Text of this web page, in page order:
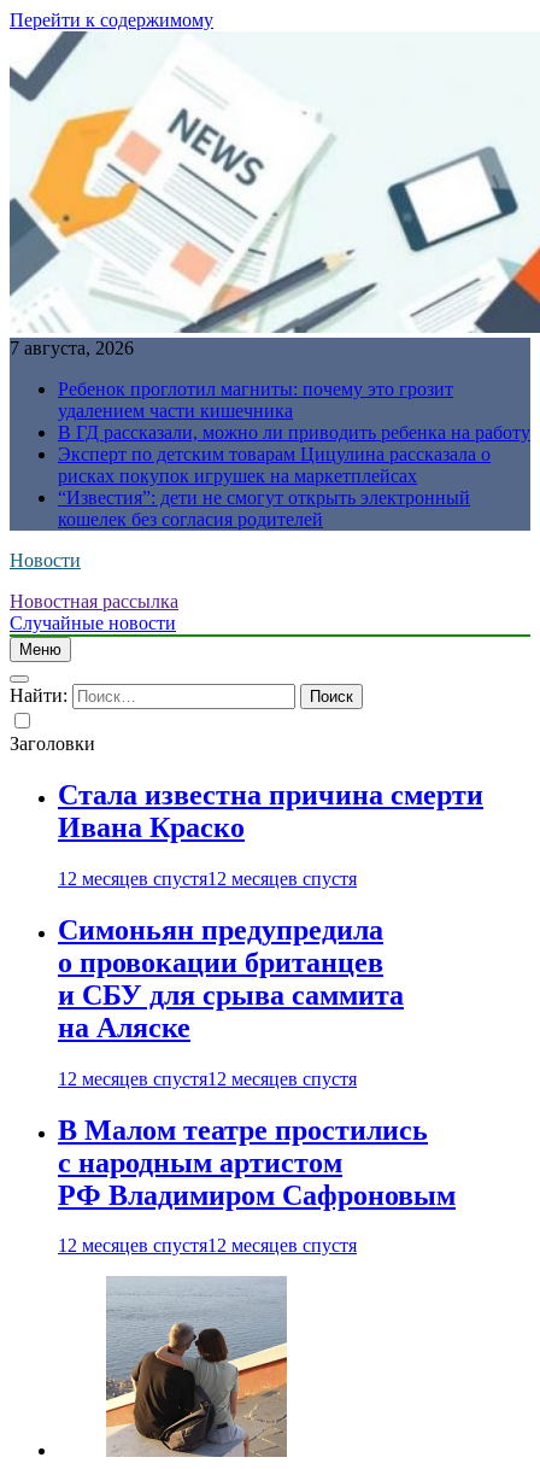
Перейти к содержимому
7 августа, 2026
Ребенок проглотил магниты: почему это грозит
удалением части кишечника
В ГД рассказали, можно ли приводить ребенка на работу
Эксперт по детским товарам Цицулина рассказала о
рисках покупок игрушек на маркетплейсах
“Известия”: дети не смогут открыть электронный
кошелек без согласия родителей
Новости
Новостная рассылка
Случайные новости
Меню
Найти:
Заголовки
Стала известна причина смерти
Ивана Краско
12 месяцев спустя12 месяцев спустя
Симоньян предупредила
о провокации британцев
и СБУ для срыва саммита
на Аляске
12 месяцев спустя12 месяцев спустя
В Малом театре простились
с народным артистом
РФ Владимиром Сафроновым
12 месяцев спустя12 месяцев спустя